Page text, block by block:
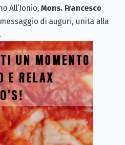
All’Jonio, Mons. Francesco
di auguri, unita alla